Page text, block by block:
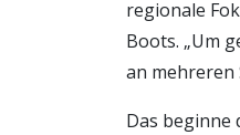
regionale
Boots. „Um
an mehreren
Das beginne